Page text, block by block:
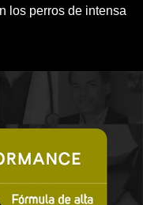
los perros de intensa